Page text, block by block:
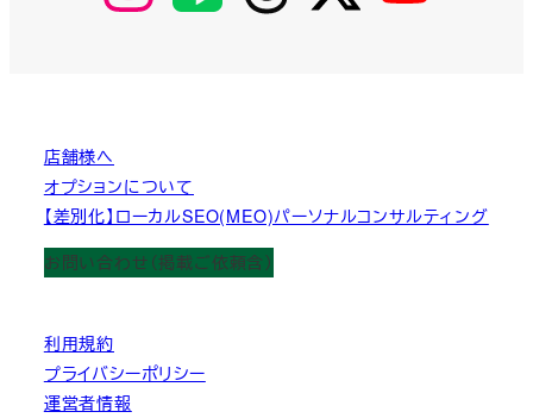
店舗様へ
オプションについて
【差別化】ローカルSEO(MEO)パーソナルコンサルティング
お問い合わせ（掲載ご依頼含）
利用規約
プライバシーポリシー
運営者情報